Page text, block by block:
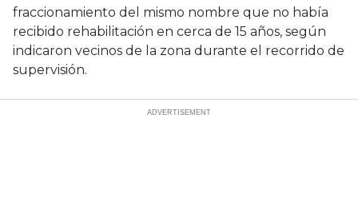
fraccionamiento del mismo nombre que no había
recibido rehabilitación en cerca de 15 años, según
indicaron vecinos de la zona durante el recorrido de
supervisión.